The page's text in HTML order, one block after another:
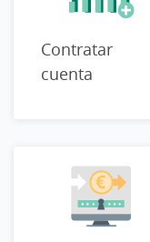
Contratar
cuenta